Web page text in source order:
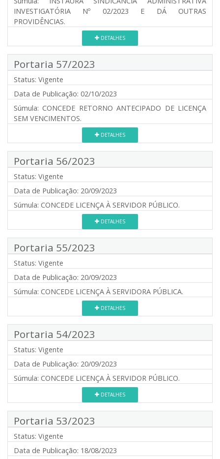
INVESTIGATÓRIA Nº 02/2023 E DÁ OUTRAS
PROVIDÊNCIAS.
DETALHES
Portaria 57/2023
Status: Vigente
Data de Publicação: 02/10/2023
Súmula: CONCEDE RETORNO ANTECIPADO DE LICENÇA
SEM VENCIMENTOS.
DETALHES
Portaria 56/2023
Status: Vigente
Data de Publicação: 20/09/2023
Súmula: CONCEDE LICENÇA À SERVIDOR PÚBLICO.
DETALHES
Portaria 55/2023
Status: Vigente
Data de Publicação: 20/09/2023
Súmula: CONCEDE LICENÇA À SERVIDORA PÚBLICA.
DETALHES
Portaria 54/2023
Status: Vigente
Data de Publicação: 20/09/2023
Súmula: CONCEDE LICENÇA À SERVIDOR PÚBLICO.
DETALHES
Portaria 53/2023
Status: Vigente
Data de Publicação: 18/08/2023